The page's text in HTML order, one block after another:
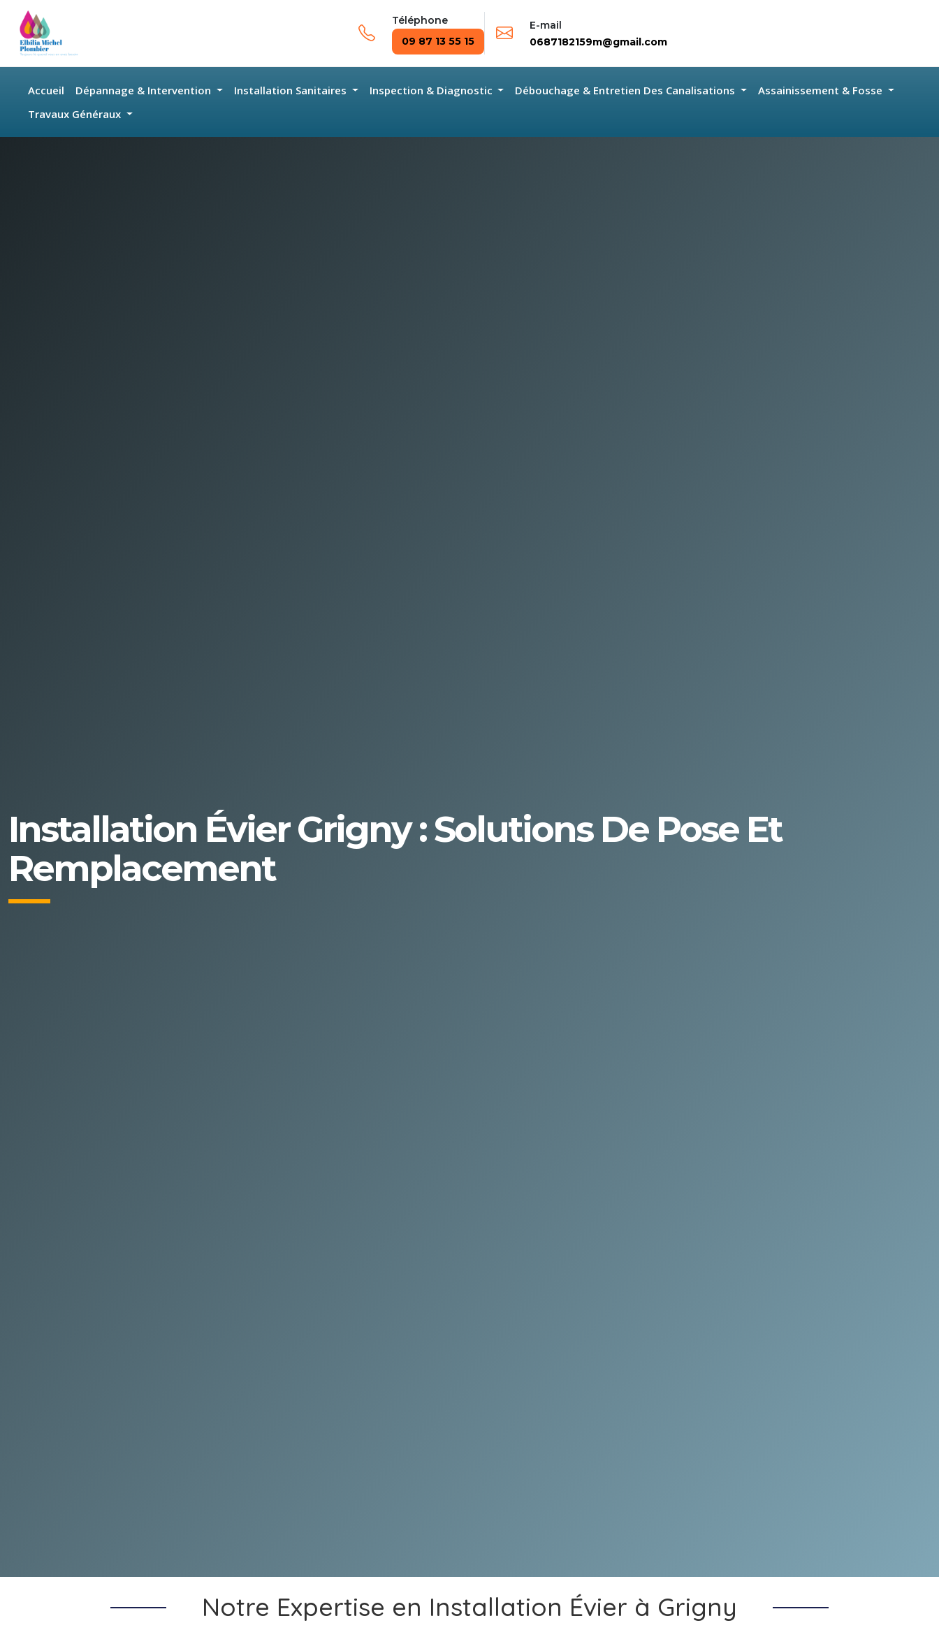
Skip to main content
Téléphone
09 87 13 55 15
E-mail
0687182159m@gmail.com
Accueil Dépannage & Intervention Installation Sanitaires Inspection & Diagnostic Débouchage & Entretien Des Canalisations
Assainissement & Fosse
Travaux Généraux
Installation Évier Grigny : Solutions De Pose Et
Remplacement
Notre Expertise en Installation Évier à Grigny